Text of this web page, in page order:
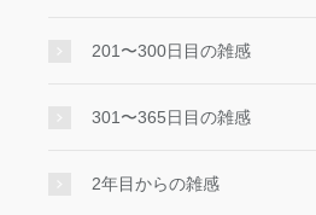
201〜300日目の雑感
301〜365日目の雑感
2年目からの雑感